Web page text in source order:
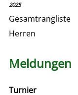
2025
Gesamtrangliste
Herren
Meldungen
Turnier